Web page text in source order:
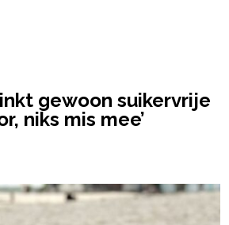
gewoon suikervrije
niks mis mee’